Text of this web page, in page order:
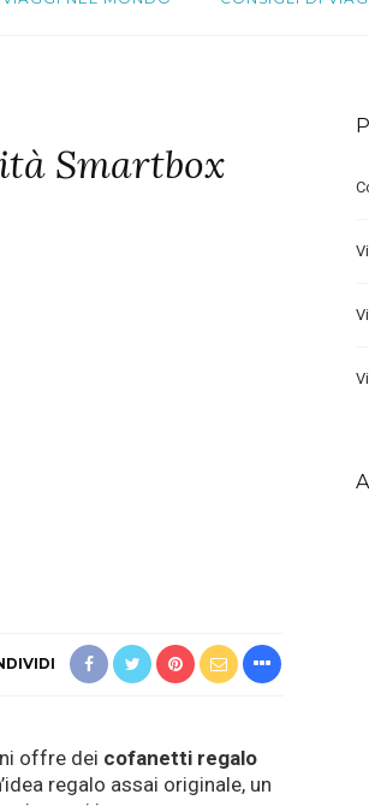
Smartbox
offre dei cofanetti regalo
regalo assai originale, un